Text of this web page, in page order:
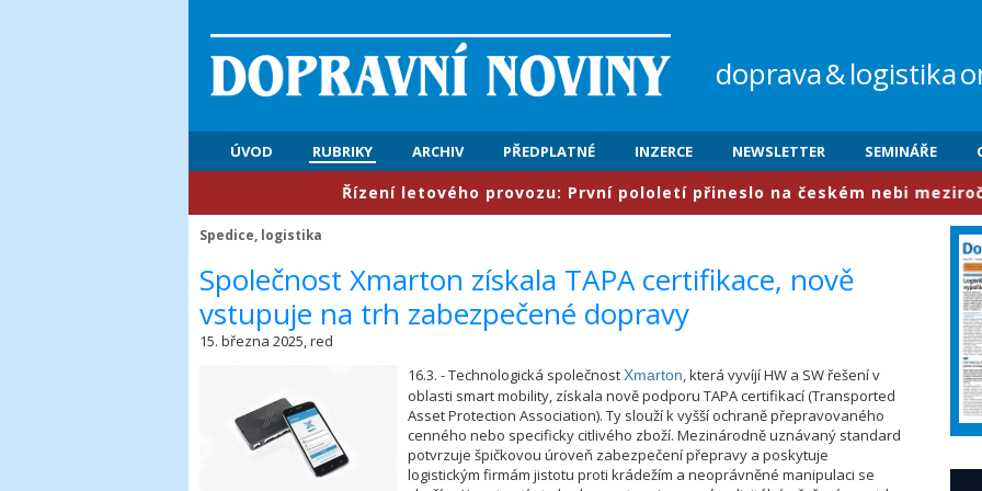
doprava&logistika
ÚVOD RUBRIKY ARCHIV PŘEDPLATNÉ INZERCE NEWSLETTER SEMINÁŘE
​Řízení letového provozu: První pololetí přineslo na českém nebi meziročně
Spedice, logistika
Společnost Xmarton získala TAPA certifikace, nově
vstupuje na trh zabezpečené dopravy
15. března 2025, red
16.3. - Technologická společnostXmarton, která vyvíjí HW a SW řešení v
oblasti smart mobility, získala nově podporu TAPA certifikací (Transported
Asset Protection Association). Ty slouží k vyšší ochraně přepravovaného
cenného nebo specificky citlivého zboží. Mezinárodně uznávaný standard
potvrzuje špičkovou úroveň zabezpečení přepravy a poskytuje
logistickým firmám jistotu proti krádežím a neoprávněné manipulaci se